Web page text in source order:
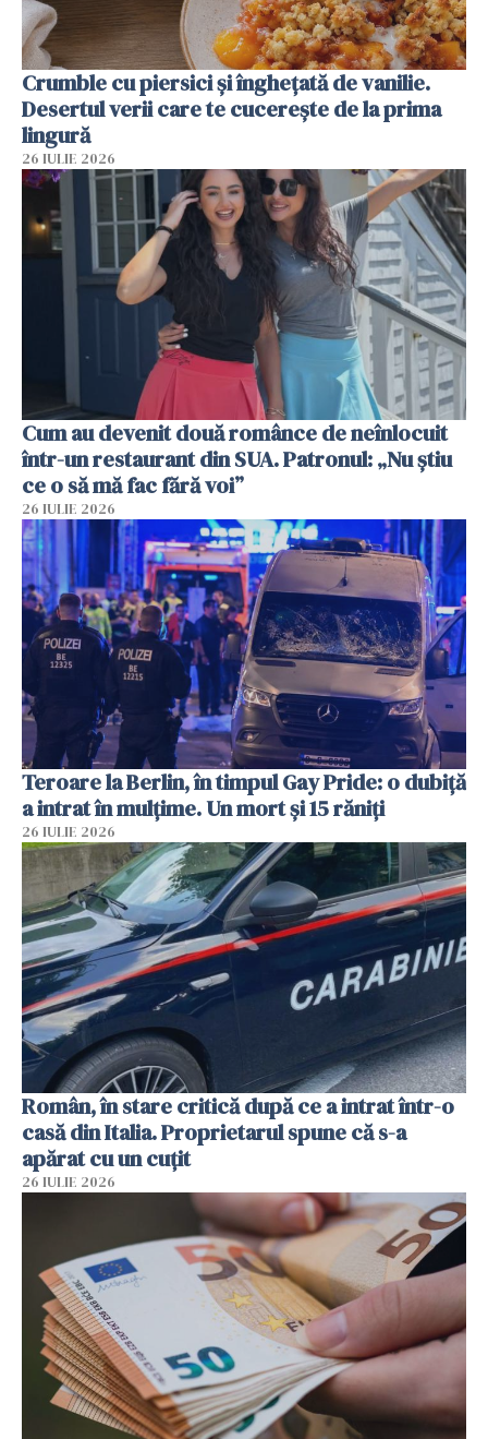
Crumble cu piersici și înghețată de vanilie.
Desertul verii care te cucerește de la prima
lingură
26 IULIE 2026
Cum au devenit două românce de neînlocuit
într-un restaurant din SUA. Patronul: „Nu știu
ce o să mă fac fără voi”
26 IULIE 2026
Teroare la Berlin, în timpul Gay Pride: o dubiță
a intrat în mulțime. Un mort și 15 răniți
26 IULIE 2026
Român, în stare critică după ce a intrat într-o
casă din Italia. Proprietarul spune că s-a
apărat cu un cuțit
26 IULIE 2026